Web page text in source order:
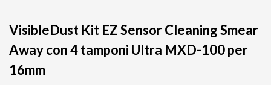
VisibleDust Kit EZ Sensor Cleaning Smear
Away con 4 tamponi Ultra MXD-100 per
16mm